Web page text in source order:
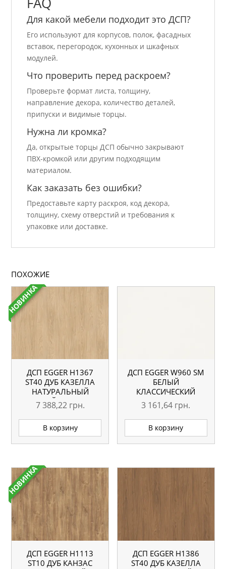
Для какой мебели подходит это ДСП?
Его используют для корпусов, полок, фасадных
вставок, перегородок, кухонных и шкафных
модулей.
Что проверить перед раскроем?
Проверьте формат листа, толщину,
направление декора, количество деталей,
припуски и видимые торцы.
Нужна ли кромка?
Да, открытые торцы ДСП обычно закрывают
ПВХ-кромкой или другим подходящим
материалом.
Как заказать без ошибки?
Предоставьте карту раскроя, код декора,
толщину, схему отверстий и требования к
упаковке или доставке.
ПОХОЖИЕ
НОВИНКА
ДСП EGGER H1367
ST40 ДУБ КАЗЕЛЛА
НАТУРАЛЬНЫЙ
СВЕТЛЫЙ 2800×2070
18 ММ
7 388,22 грн.
В корзину
ДСП EGGER W960 SM
БЕЛЫЙ
КЛАССИЧЕСКИЙ
2800×2070 18 ММ
3 161,64 грн.
В корзину
НОВИНКА
ДСП EGGER H1113
ST10 ДУБ КАНЗАС
ДСП EGGER H1386
ST40 ДУБ КАЗЕЛЛА